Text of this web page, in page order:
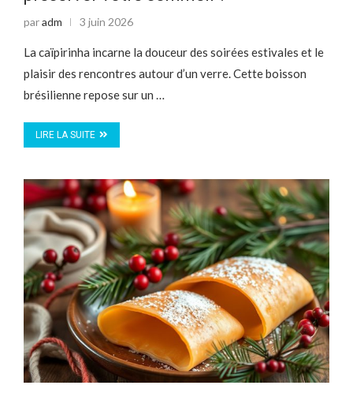
paradm 3 juin 2026
La caïpirinha incarne la douceur des soirées estivales et le
plaisir des rencontres autour d’un verre. Cette boisson
brésilienne repose sur un …
LIRE LA SUITE